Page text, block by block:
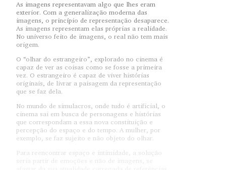
As imagens representavam algo que lhes eram
exterior. Com a generalização moderna das
imagens, o princípio de representação desaparece.
As imagens representam elas próprias a realidade.
No universo feito de imagens, o real não tem mais
origem.
O “olhar do estrangeiro”, explorado no cinema é
capaz de ver as coisas como se fosse a primeira
vez. O estrangeiro é capaz de viver histórias
originais, de livrar a paisagem da representação
que se faz dela.
No mundo de simulacros, onde tudo é artificial, o
cinema sai em busca de personagens e histórias
que correspondam a essa nova constituição e
percepção do espaço e do tempo. A mulher, por
exemplo, se faz sujeito e não objeto do olhar.
Para reencontrar espaço e intimidade, a solução
seria partir de emoções e não de imagens, se